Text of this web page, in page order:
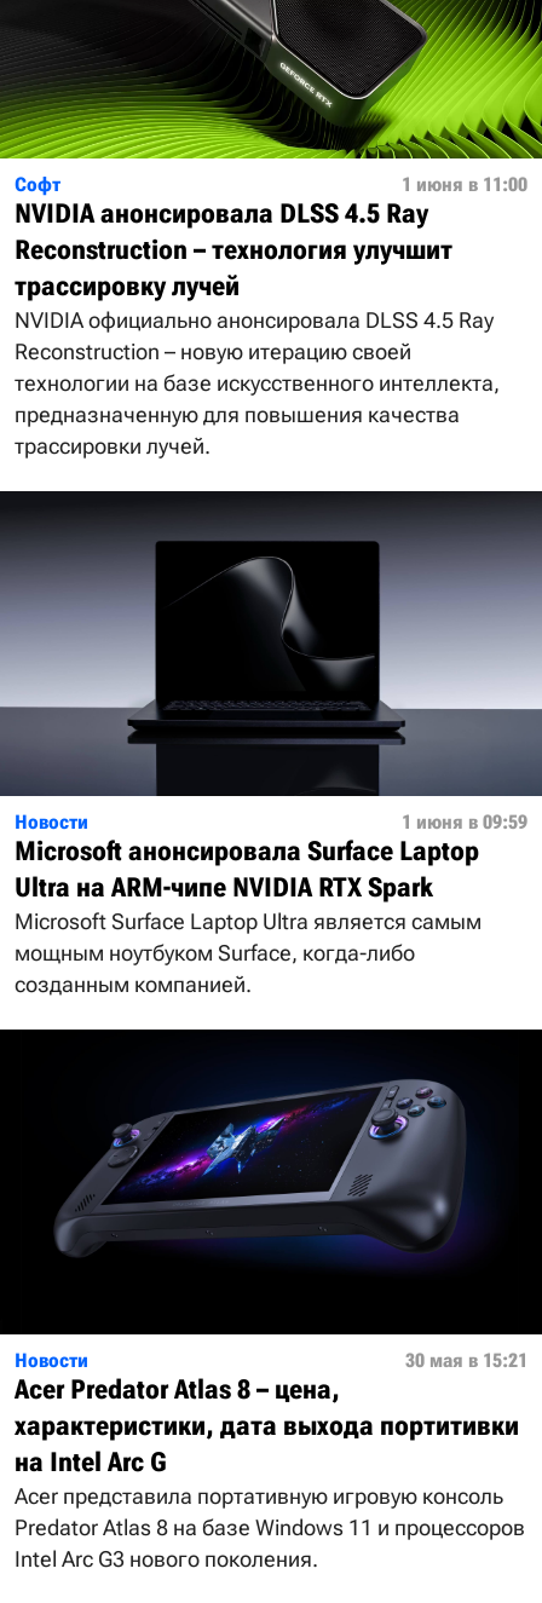
Софт 1 июня в 11:00
NVIDIA анонсировала DLSS 4.5 Ray
Reconstruction – технология улучшит
трассировку лучей
NVIDIA официально анонсировала DLSS 4.5 Ray
Reconstruction – новую итерацию своей
технологии на базе искусственного интеллекта,
предназначенную для повышения качества
трассировки лучей.
Новости 1 июня в 09:59
Microsoft анонсировала Surface Laptop
Ultra на ARM-чипе NVIDIA RTX Spark
Microsoft Surface Laptop Ultra является самым
мощным ноутбуком Surface, когда-либо
созданным компанией.
Новости 30 мая в 15:21
Acer Predator Atlas 8 – цена,
характеристики, дата выхода портитивки
на Intel Arc G
Acer представила портативную игровую консоль
Predator Atlas 8 на базе Windows 11 и процессоров
Intel Arc G3 нового поколения.